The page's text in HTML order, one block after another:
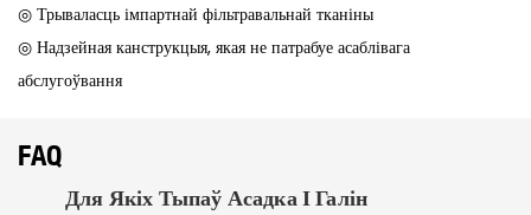
◎ Трываласць імпартнай фільтравальнай тканіны
◎ Надзейная канструкцыя, якая не патрабуе асаблівага
абслугоўвання
FAQ
Для Якіх Тыпаў Асадка І Галін